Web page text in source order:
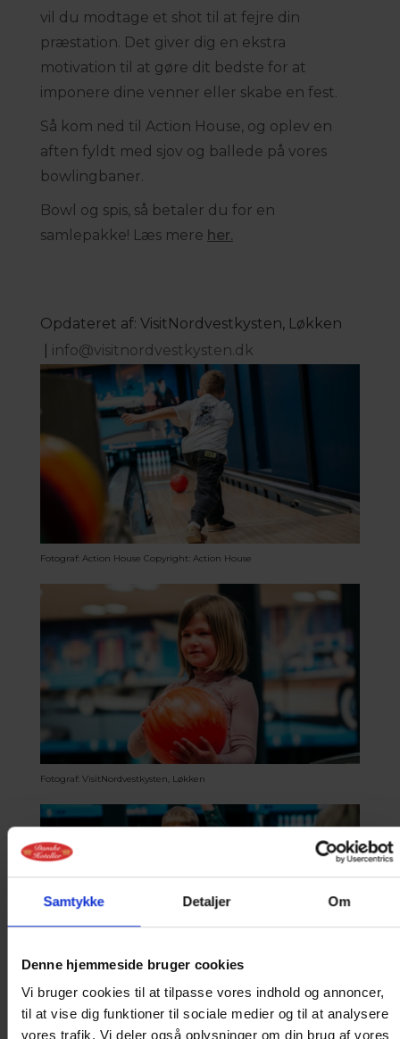
Samtykke Detaljer Om
Denne hjemmeside bruger cookies
Vi bruger cookies til at tilpasse vores indhold og annoncer,
til at vise dig funktioner til sociale medier og til at analysere
vores trafik. Vi deler også oplysninger om din brug af vores
vil du modtage et shot til at fejre din
præstation. Det giver dig en ekstra
motivation til at gøre dit bedste for at
imponere dine venner eller skabe en fest.
Så kom ned til Action House, og oplev en
aften fyldt med sjov og ballede på vores
bowlingbaner.
Bowl og spis, så betaler du for en
samlepakke! Læs mere her.
Opdateret af: VisitNordvestkysten, Løkken
info@visitnordvestkysten.dk
Fotograf: Action House Copyright: Action House
Fotograf: VisitNordvestkysten, Løkken
Fotograf: VisitNordvestkysten, Løkken